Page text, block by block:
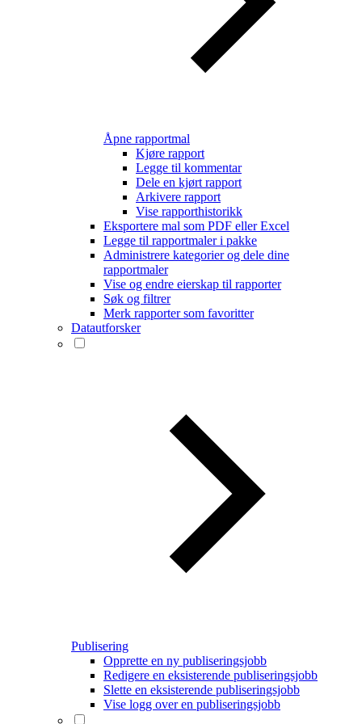
Åpne rapportmal
Kjøre rapport
Legge til kommentar
Dele en kjørt rapport
Arkivere rapport
Vise rapporthistorikk
Eksportere mal som PDF eller Excel
Legge til rapportmaler i pakke
Administrere kategorier og dele dine
rapportmaler
Vise og endre eierskap til rapporter
Søk og filtrer
Merk rapporter som favoritter
Datautforsker
Publisering
Opprette en ny publiseringsjobb
Redigere en eksisterende publiseringsjobb
Slette en eksisterende publiseringsjobb
Vise logg over en publiseringsjobb